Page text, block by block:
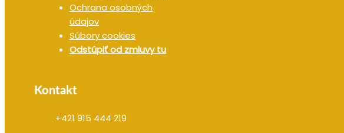
Ochrana osobných
údajov
Súbory cookies
Odstúpiť od zmluvy tu
Kontakt
+421 915 444 219